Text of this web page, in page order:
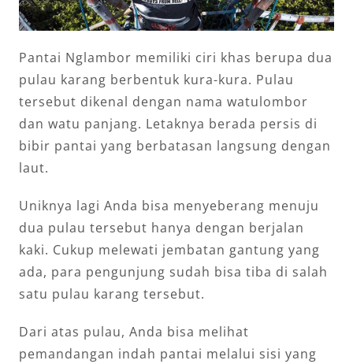
Pantai Nglambor memiliki ciri khas berupa dua
pulau karang berbentuk kura-kura. Pulau
tersebut dikenal dengan nama watulombor
dan watu panjang. Letaknya berada persis di
bibir pantai yang berbatasan langsung dengan
laut.
Uniknya lagi Anda bisa menyeberang menuju
dua pulau tersebut hanya dengan berjalan
kaki. Cukup melewati jembatan gantung yang
ada, para pengunjung sudah bisa tiba di salah
satu pulau karang tersebut.
Dari atas pulau, Anda bisa melihat
pemandangan indah pantai melalui sisi yang